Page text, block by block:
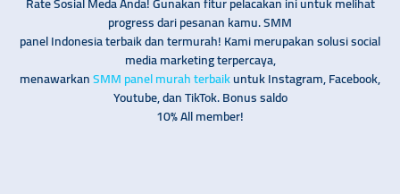
progress dari pesanan kamu. SMM
panel Indonesia terbaik dan termurah! Kami merupakan solusi social
media marketing terpercaya,
menawarkanSMM panel murah terbaikuntuk Instagram, Facebook,
Youtube, dan TikTok. Bonus saldo
10% All member!